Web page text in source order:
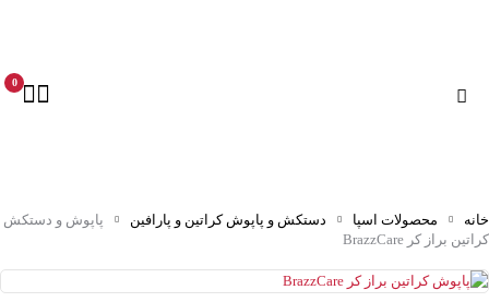
0
خانه محصولات اسپا دستکش و پاپوش کراتین و پارافین
پاپوش و دستکش
کراتین براز کر BrazzCare